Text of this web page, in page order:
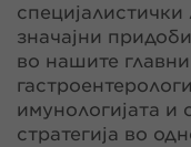
значајни
во нашите
имунологијата и
стратегија во